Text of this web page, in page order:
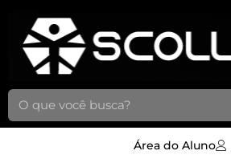
Área do Aluno